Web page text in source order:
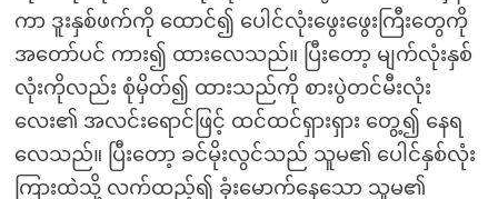
ကာ ဒူးနှစ်ဖက်ကို ထောင်၍ ပေါင်လုံးဖွေးဖွေးကြီးတွေကို
အတော်ပင် ကား၍ ထားလေသည်။ ပြီးတော့ မျက်လုံးနှစ်
လုံးကိုလည်း စုံမှိတ်၍ ထားသည်ကို စားပွဲတင်မီးလုံး
လေး၏ အလင်းရောင်ဖြင့် ထင်ထင်ရှားရှား တွေ့၍ နေရ
လေသည်။ ပြီးတော့ ခင်မိုးလွင်သည် သူမ၏ ပေါင်နှစ်လုံး
ကြားထဲသို့ လက်ထည့်၍ ခုံးမောက်နေသော သူမ၏